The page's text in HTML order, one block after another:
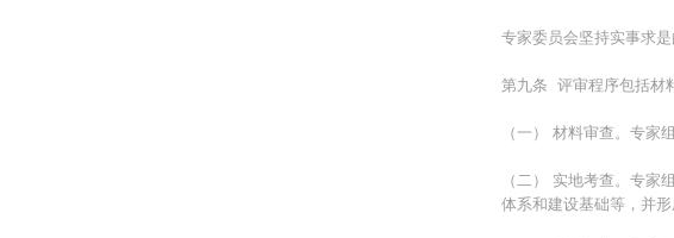
专家委员会坚持实事求
第九条 评审程序包括材
（一） 材料审查。专家
（二） 实地考查。专
体系和建设基础等，并形